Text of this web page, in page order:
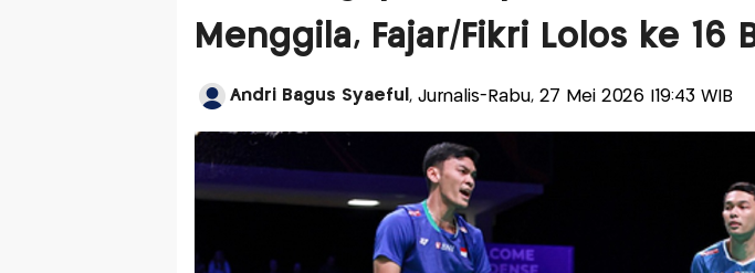
Menggila, Fajar/Fikri Lolos ke 16
Andri Bagus Syaeful , Jurnalis-Rabu, 27 Mei 2026 |19:43 WIB